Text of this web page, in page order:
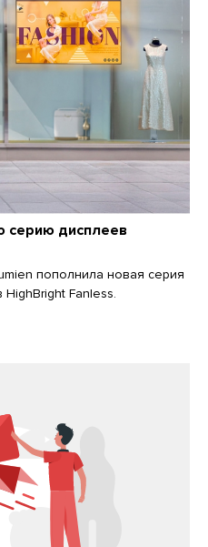
серию дисплеев
пополнила новая серия
Fanless.